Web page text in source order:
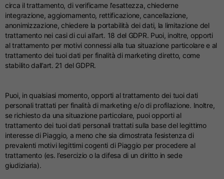
circa il trattamento, di verificarne l’esattezza, chiederne
integrazione, aggiornamento, rettificazione, cancellazione,
anonimizzazione, chiedere la portabilità dei dati, la limitazione del
trattamento nei casi di cui all’art. 18 del GDPR. Puoi, inoltre, opporti
al trattamento per motivi connessi alla tua situazione particolare e al
trattamento dei tuoi dati per finalità di marketing diretto, come
stabilito dall’art. 21 del GDPR.
Puoi, in qualsiasi momento, opporti al trattamento dei tuoi dati
personali trattati per finalità di marketing e/o di profilazione. Inoltre,
se richiesto da una situazione particolare, puoi opporti al
trattamento dei tuoi dati personali trattati sulla base del legittimo
interesse di Piaggio, a meno che sia dimostrata l’esistenza di
prevalenti motivi legittimi cogenti di Piaggio per procedere al
trattamento (es. l’esercizio o la difesa di un diritto in sede
giudiziaria).